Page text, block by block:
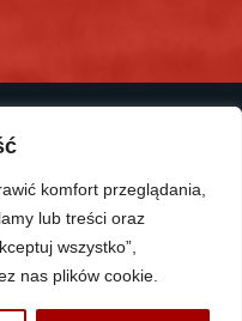
komfort przeglądania,
lub treści oraz
wszystko”,
nas plików cookie.
Bydgoszcz